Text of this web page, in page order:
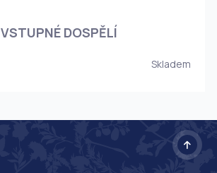
VSTUPNÉ DOSPĚLÍ
Skladem